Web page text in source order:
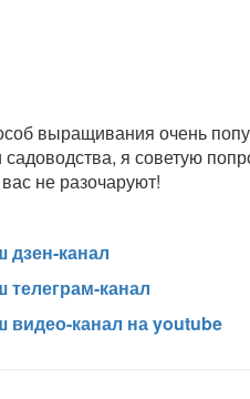
выращивания очень
я советую
не разочаруют!
канал
канал
канал на youtube